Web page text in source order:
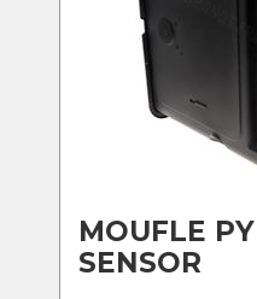
MOUFLE
SENSOR